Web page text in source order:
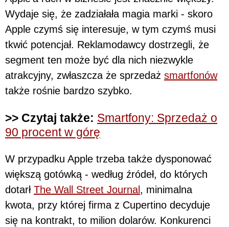
Wydaje się, że zadziałała magia marki - skoro
Apple czymś się interesuje, w tym czymś musi
tkwić potencjał. Reklamodawcy dostrzegli, że
segment ten może być dla nich niezwykle
atrakcyjny, zwłaszcza że sprzedaż smartfonów
także rośnie bardzo szybko.
>> Czytaj także: Smartfony: Sprzedaż o
90 procent w górę
W przypadku Apple trzeba także dysponować
większą gotówką - według źródeł, do których
dotarł The Wall Street Journal , minimalna
kwota, przy której firma z Cupertino decyduje
się na kontrakt, to milion dolarów. Konkurenci